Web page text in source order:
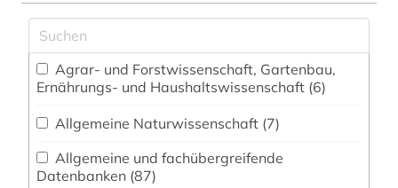
Ernährungs- und Haushaltswissenschaft (6)
Allgemeine Naturwissenschaft (7)
Datenbanken (87)